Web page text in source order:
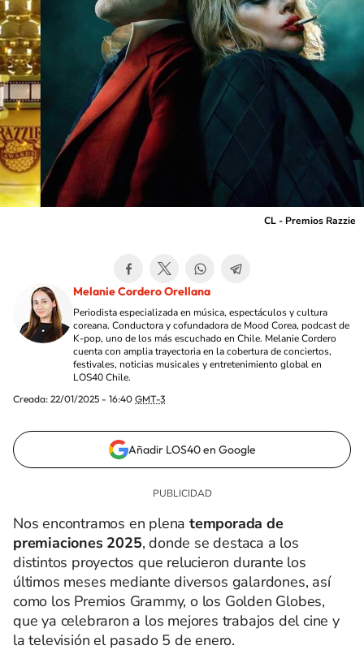
CL - Premios Razzie
Melanie Cordero Orellana
Periodista especializada en música, espectáculos y cultura
coreana. Conductora y cofundadora de Mood Corea, podcast de
K-pop, uno de los más escuchado en Chile. Melanie Cordero
cuenta con amplia trayectoria en la cobertura de conciertos,
festivales, noticias musicales y entretenimiento global en
LOS40 Chile.
Creada: 22/01/2025 - 16:40 GMT-3
Añadir LOS40 en Google
Nos encontramos en plena temporada de
premiaciones 2025, donde se destaca a los
distintos proyectos que relucieron durante los
últimos meses mediante diversos galardones, así
como los Premios Grammy, o los Golden Globes,
que ya celebraron a los mejores trabajos del cine y
la televisión el pasado 5 de enero.